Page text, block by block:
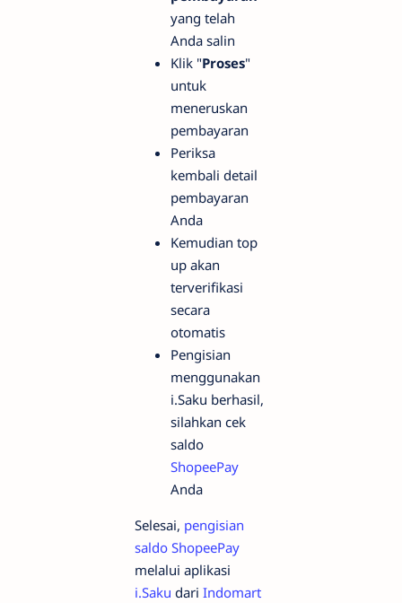
yang telah
Anda salin
Klik "Proses"
untuk
meneruskan
pembayaran
Periksa
kembali detail
pembayaran
Anda
Kemudian top
up akan
terverifikasi
secara
otomatis
Pengisian
menggunakan
i.Saku berhasil,
silahkan cek
saldo
ShopeePay
Anda
Selesai, pengisian
saldo ShopeePay
melalui aplikasi
i.Saku dari Indomart